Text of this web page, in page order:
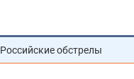
Российские обстрелы